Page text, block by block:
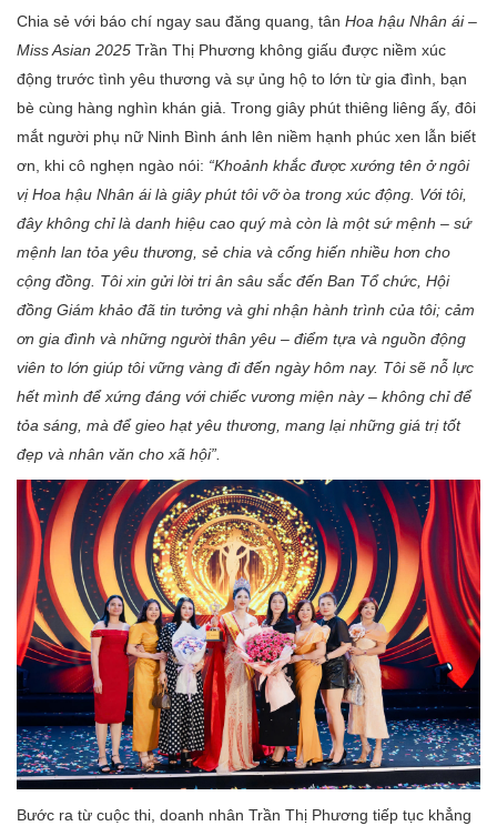
Chia sẻ với báo chí ngay sau đăng quang, tân Hoa hậu Nhân ái –
Miss Asian 2025 Trần Thị Phương không giấu được niềm xúc
động trước tình yêu thương và sự ủng hộ to lớn từ gia đình, bạn
bè cùng hàng nghìn khán giả. Trong giây phút thiêng liêng ấy, đôi
mắt người phụ nữ Ninh Bình ánh lên niềm hạnh phúc xen lẫn biết
ơn, khi cô nghẹn ngào nói: “Khoảnh khắc được xướng tên ở ngôi
vị Hoa hậu Nhân ái là giây phút tôi vỡ òa trong xúc động. Với tôi,
đây không chỉ là danh hiệu cao quý mà còn là một sứ mệnh – sứ
mệnh lan tỏa yêu thương, sẻ chia và cống hiến nhiều hơn cho
cộng đồng. Tôi xin gửi lời tri ân sâu sắc đến Ban Tổ chức, Hội
đồng Giám khảo đã tin tưởng và ghi nhận hành trình của tôi; cảm
ơn gia đình và những người thân yêu – điểm tựa và nguồn động
viên to lớn giúp tôi vững vàng đi đến ngày hôm nay. Tôi sẽ nỗ lực
hết mình để xứng đáng với chiếc vương miện này – không chỉ để
tỏa sáng, mà để gieo hạt yêu thương, mang lại những giá trị tốt
đẹp và nhân văn cho xã hội”.
Bước ra từ cuộc thi, doanh nhân Trần Thị Phương tiếp tục khẳng